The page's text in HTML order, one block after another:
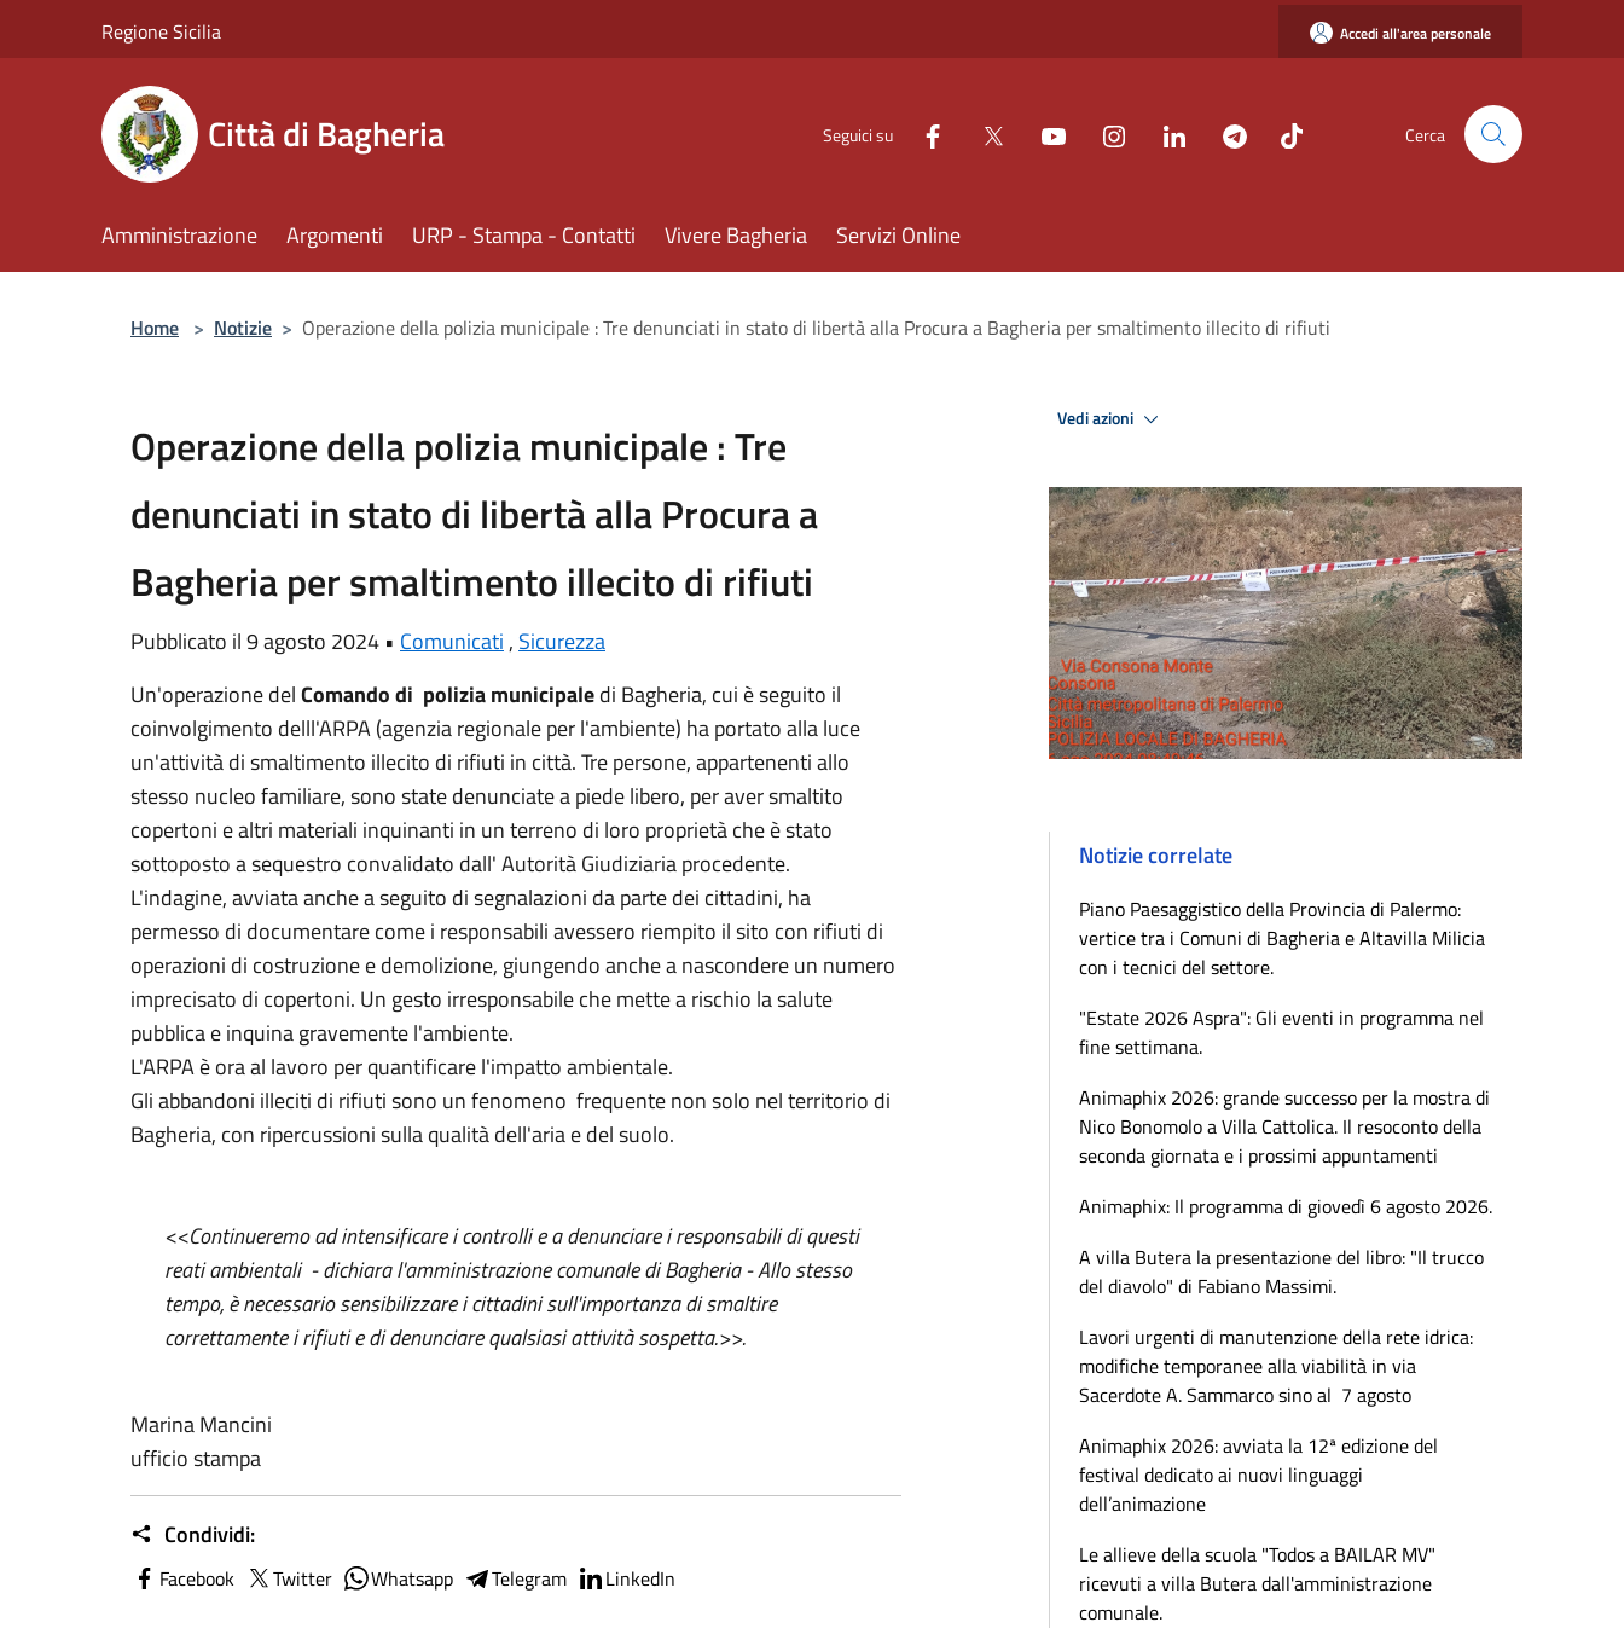
Regione Sicilia Accedi all'area personale
Città di Bagheria Seguici su Cerca
Amministrazione Argomenti URP - Stampa - Contatti Vivere Bagheria Servizi Online
Home > Notizie > Operazione della polizia municipale : Tre denunciati in stato di libertà alla Procura a Bagheria per smaltimento illecito di rifiuti
Operazione della polizia municipale : Tre
denunciati in stato di libertà alla Procura a
Bagheria per smaltimento illecito di rifiuti
Pubblicato il 9 agosto 2024 • Comunicati , Sicurezza
Un'operazione delComando di polizia municipaledi Bagheria, cui è seguito il
coinvolgimento delll'ARPA (agenzia regionale per l'ambiente) ha portato alla luce
un'attività di smaltimento illecito di rifiuti in città. Tre persone, appartenenti allo
stesso nucleo familiare, sono state denunciate a piede libero, per aver smaltito
copertoni e altri materiali inquinanti in un terreno di loro proprietà che è stato
sottoposto a sequestro convalidato dall' Autorità Giudiziaria procedente.
L'indagine, avviata anche a seguito di segnalazioni da parte dei cittadini, ha
permesso di documentare come i responsabili avessero riempito il sito con rifiuti di
operazioni di costruzione e demolizione, giungendo anche a nascondere un numero
imprecisato di copertoni. Un gesto irresponsabile che mette a rischio la salute
pubblica e inquina gravemente l'ambiente.
L'ARPA è ora al lavoro per quantificare l'impatto ambientale.
Gli abbandoni illeciti di rifiuti sono un fenomeno frequente non solo nel territorio di
Bagheria, con ripercussioni sulla qualità dell'aria e del suolo.
<<Continueremo ad intensificare i controlli e a denunciare i responsabili di questi
reati ambientali - dichiara l'amministrazione comunale di Bagheria - Allo stesso
tempo, è necessario sensibilizzare i cittadini sull'importanza di smaltire
correttamente i rifiuti e di denunciare qualsiasi attività sospetta.>>.
Marina Mancini
ufficio stampa
Condividi:
Facebook Twitter Whatsapp Telegram LinkedIn
Vedi azioni
Notizie correlate
Piano Paesaggistico della Provincia di Palermo:
vertice tra i Comuni di Bagheria e Altavilla Milicia
con i tecnici del settore.
"Estate 2026 Aspra": Gli eventi in programma nel
fine settimana.
Animaphix 2026: grande successo per la mostra di
Nico Bonomolo a Villa Cattolica. Il resoconto della
seconda giornata e i prossimi appuntamenti
Animaphix: Il programma di giovedì 6 agosto 2026.
A villa Butera la presentazione del libro: "Il trucco
del diavolo" di Fabiano Massimi.
Lavori urgenti di manutenzione della rete idrica:
modifiche temporanee alla viabilità in via
Sacerdote A. Sammarco sino al 7 agosto
Animaphix 2026: avviata la 12ª edizione del
festival dedicato ai nuovi linguaggi
dell’animazione
Le allieve della scuola "Todos a BAILAR MV"
ricevuti a villa Butera dall'amministrazione
comunale.